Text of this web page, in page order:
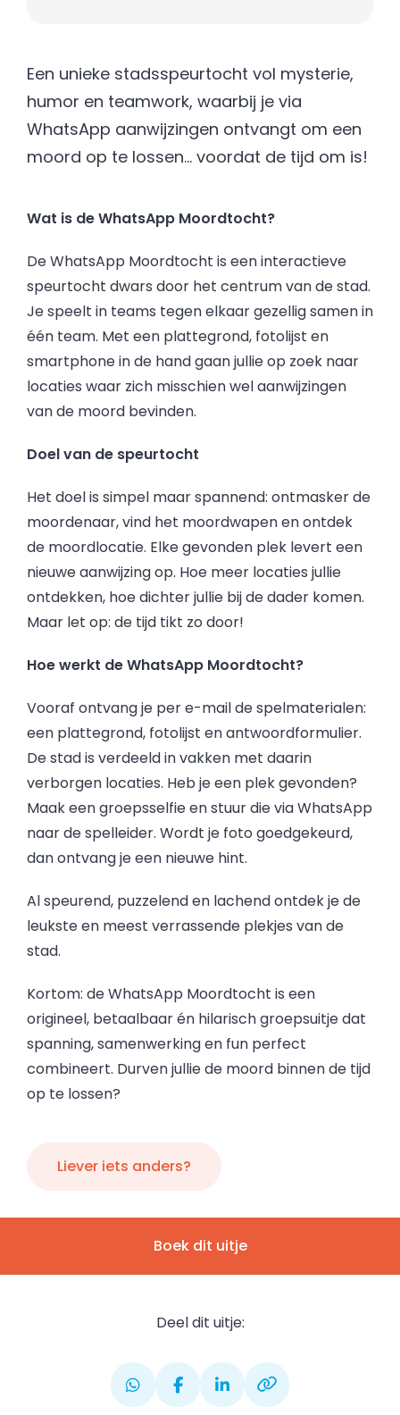
Een unieke stadsspeurtocht vol mysterie,
humor en teamwork, waarbij je via
WhatsApp aanwijzingen ontvangt om een
moord op te lossen... voordat de tijd om is!
Wat is de WhatsApp Moordtocht?
De WhatsApp Moordtocht is een interactieve
speurtocht dwars door het centrum van de stad.
Je speelt in teams tegen elkaar gezellig samen in
één team. Met een plattegrond, fotolijst en
smartphone in de hand gaan jullie op zoek naar
locaties waar zich misschien wel aanwijzingen
van de moord bevinden.
Doel van de speurtocht
Het doel is simpel maar spannend: ontmasker de
moordenaar, vind het moordwapen en ontdek
de moordlocatie. Elke gevonden plek levert een
nieuwe aanwijzing op. Hoe meer locaties jullie
ontdekken, hoe dichter jullie bij de dader komen.
Maar let op: de tijd tikt zo door!
Hoe werkt de WhatsApp Moordtocht?
Vooraf ontvang je per e-mail de spelmaterialen:
een plattegrond, fotolijst en antwoordformulier.
De stad is verdeeld in vakken met daarin
verborgen locaties. Heb je een plek gevonden?
Maak een groepsselfie en stuur die via WhatsApp
naar de spelleider. Wordt je foto goedgekeurd,
dan ontvang je een nieuwe hint.
Al speurend, puzzelend en lachend ontdek je de
leukste en meest verrassende plekjes van de
stad.
Kortom: de WhatsApp Moordtocht is een
origineel, betaalbaar én hilarisch groepsuitje dat
spanning, samenwerking en fun perfect
combineert. Durven jullie de moord binnen de tijd
op te lossen?
Liever iets anders?
Boek dit uitje
Deel dit uitje: